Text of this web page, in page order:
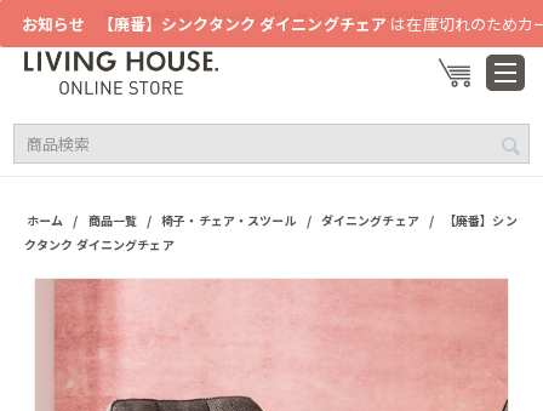
お知らせ 【廃番】シンクタンク ダイニングチェア は在庫切れのためカ
新規会員登録でクーポンプレゼント中 500円OFF！
ホーム / 商品一覧 / 椅子・チェア・スツール / ダイニングチェア /
【廃番】シン
クタンク ダイニングチェア